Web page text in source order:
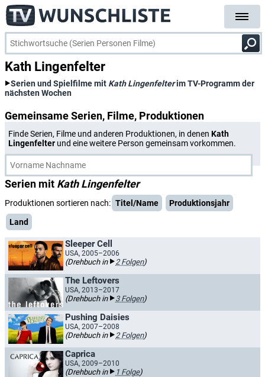
Kath Lingenfelter
Serien und Spielfilme mit Kath Lingenfelterim TV-Programm der
nächsten Wochen
Gemeinsame Serien, Filme, Produktionen
Finde Serien, Filme und anderen Produktionen, in denen Kath
Lingenfelter und eine weitere Person gemeinsam vorkommen.
Serien mit Kath Lingenfelter
Produktionen sortieren nach: Titel/Name
Produktionsjahr
Land
Sleeper Cell
USA, 2005–2006
(Drehbuch in 2 Folgen)
The Leftovers
USA, 2013–2017
(Drehbuch in 3 Folgen)
Pushing Daisies
USA, 2007–2008
(Drehbuch in 2 Folgen)
Caprica
USA, 2009–2010
(Drehbuch in 1 Folge)